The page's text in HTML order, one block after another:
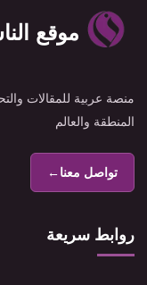
موقع
منصة عربية للمقالات
المنطقة والعالم
تواصل معنا←
روابط سريعة